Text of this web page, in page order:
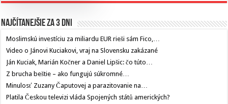
Najčítanejšie za 3 dni
Moslimskú investíciu za miliardu EUR rieši sám Fico,…
Video o Jánovi Kuciakovi, vraj na Slovensku zakázané
Ján Kuciak, Marián Kočner a Daniel Lipšic: čo túto…
Z brucha beštie – ako fungujú súkromné…
Minulosť Zuzany Čaputovej a parazitovanie na…
Platila Českou televizi vláda Spojených států amerických?